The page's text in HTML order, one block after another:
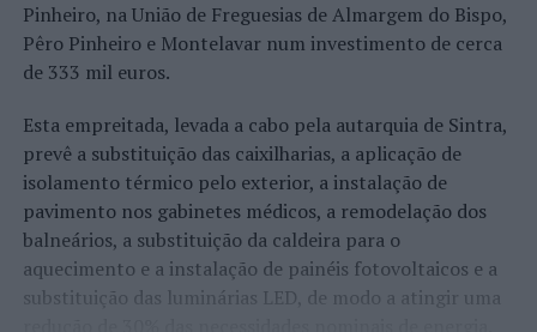
Pinheiro, na União de Freguesias de Almargem do Bispo,
Pêro Pinheiro e Montelavar num investimento de cerca
de 333 mil euros.
Esta empreitada, levada a cabo pela autarquia de Sintra,
prevê a substituição das caixilharias, a aplicação de
isolamento térmico pelo exterior, a instalação de
pavimento nos gabinetes médicos, a remodelação dos
balneários, a substituição da caldeira para o
aquecimento e a instalação de painéis fotovoltaicos e a
substituição das luminárias LED, de modo a atingir uma